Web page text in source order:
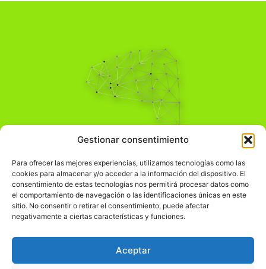
Gestionar consentimiento
Para ofrecer las mejores experiencias, utilizamos tecnologías como las
cookies para almacenar y/o acceder a la información del dispositivo. El
consentimiento de estas tecnologías nos permitirá procesar datos como
el comportamiento de navegación o las identificaciones únicas en este
sitio. No consentir o retirar el consentimiento, puede afectar
negativamente a ciertas características y funciones.
Aceptar
Pensamiento Crítico
Comprender el mundo para transformarlo.
Información Legal
჻Política de privacidad
Política de cookies